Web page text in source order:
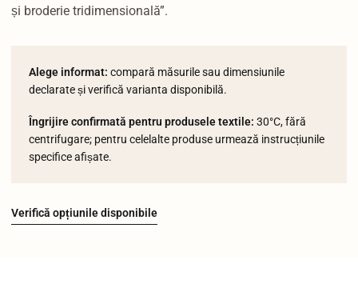
și broderie tridimensională”.
Alege informat: compară măsurile sau dimensiunile
declarate și verifică varianta disponibilă.
Îngrijire confirmată pentru produsele textile: 30°C, fără
centrifugare; pentru celelalte produse urmează instrucțiunile
specifice afișate.
Verifică opțiunile disponibile